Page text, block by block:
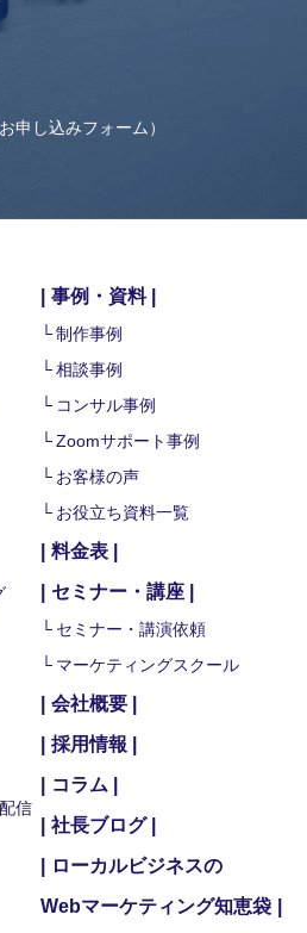
申し込みフォーム）
信
事例・資料
制作事例
相談事例
コンサル事例
Zoomサポート事例
お客様の声
お役立ち資料一覧
料金表
セミナー・講座
セミナー・講演依頼
マーケティングスクール
会社概要
採用情報
コラム
社長ブログ
ローカルビジネスの
Webマーケティング知恵袋